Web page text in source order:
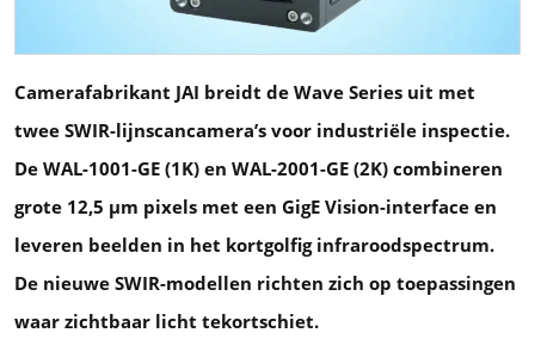
Camerafabrikant JAI breidt de Wave Series uit met
twee SWIR-lijnscancamera’s voor industriële inspectie.
De WAL-1001-GE (1K) en WAL-2001-GE (2K) combineren
grote 12,5 µm pixels met een GigE Vision-interface en
leveren beelden in het kortgolfig infraroodspectrum.
De nieuwe SWIR-modellen richten zich op toepassingen
waar zichtbaar licht tekortschiet.